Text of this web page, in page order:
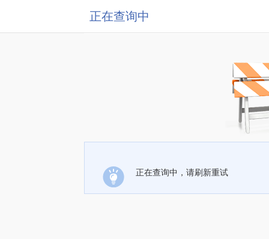
正在查询中
正在查询中，请刷新重试